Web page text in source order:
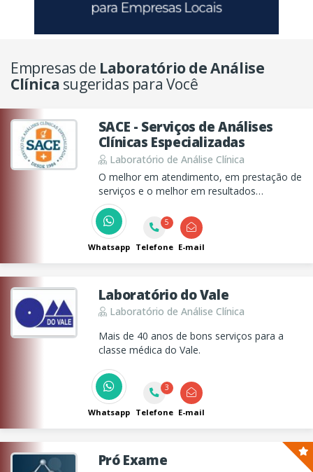
Empresas de Laboratório de Análise
Clínica sugeridas para Você
SACE - Serviços de Análises
Clínicas Especializadas
Laboratório de Análise Clínica
O melhor em atendimento, em prestação de
serviços e o melhor em resultados
confiáveis!
Whatsapp
5
Telefone E-mail
Laboratório do Vale
Laboratório de Análise Clínica
Mais de 40 anos de bons serviços para a
classe médica do Vale.
Whatsapp
3
Telefone E-mail
Pró Exame